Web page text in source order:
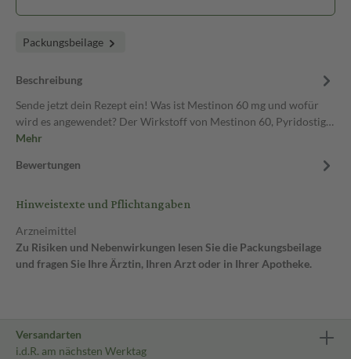
Packungsbeilage
Beschreibung
Sende jetzt dein Rezept ein! Was ist Mestinon 60 mg und wofür
wird es angewendet? Der Wirkstoff von Mestinon 60, Pyridostig…
Mehr
Bewertungen
Hinweistexte und Pflichtangaben
Arzneimittel
Zu Risiken und Nebenwirkungen lesen Sie die Packungsbeilage
und fragen Sie Ihre Ärztin, Ihren Arzt oder in Ihrer Apotheke.
Versandarten
i.d.R. am nächsten Werktag